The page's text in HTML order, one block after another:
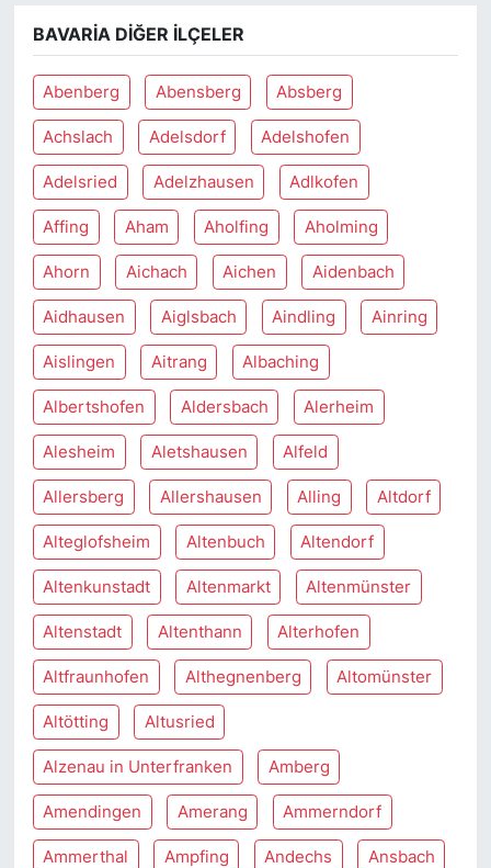
BAVARIA DIĞER İLÇELER
Abenberg Abensberg Absberg
Achslach Adelsdorf Adelshofen
Adelsried Adelzhausen Adlkofen
Affing Aham Aholfing Aholming
Ahorn Aichach Aichen Aidenbach
Aidhausen Aiglsbach Aindling Ainring
Aislingen Aitrang Albaching
Albertshofen Aldersbach Alerheim
Alesheim Aletshausen Alfeld
Allersberg Allershausen Alling Altdorf
Alteglofsheim Altenbuch Altendorf
Altenkunstadt Altenmarkt Altenmünster
Altenstadt Altenthann Alterhofen
Altfraunhofen Althegnenberg Altomünster
Altötting Altusried
Alzenau in Unterfranken Amberg
Amendingen Amerang Ammerndorf
Ammerthal Ampfing Andechs Ansbach